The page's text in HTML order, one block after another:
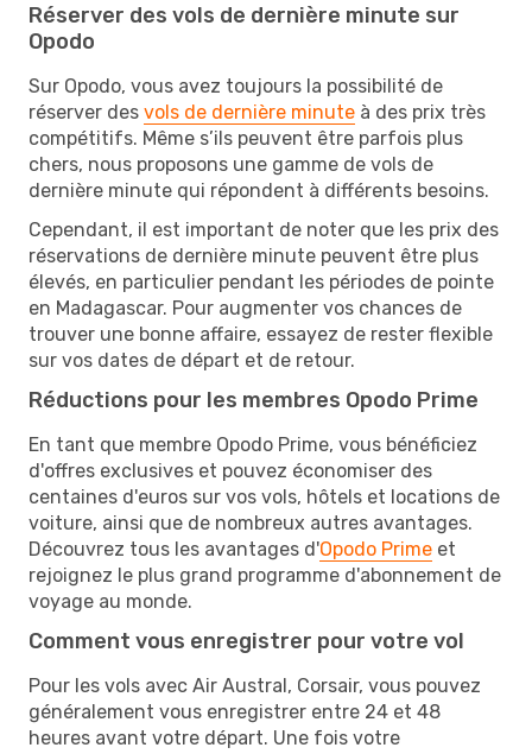
Réserver des vols de dernière minute sur
Opodo
Sur Opodo, vous avez toujours la possibilité de
réserver des vols de dernière minute à des prix très
compétitifs. Même s’ils peuvent être parfois plus
chers, nous proposons une gamme de vols de
dernière minute qui répondent à différents besoins.
Cependant, il est important de noter que les prix des
réservations de dernière minute peuvent être plus
élevés, en particulier pendant les périodes de pointe
en Madagascar. Pour augmenter vos chances de
trouver une bonne affaire, essayez de rester flexible
sur vos dates de départ et de retour.
Réductions pour les membres Opodo Prime
En tant que membre Opodo Prime, vous bénéficiez
d'offres exclusives et pouvez économiser des
centaines d'euros sur vos vols, hôtels et locations de
voiture, ainsi que de nombreux autres avantages.
Découvrez tous les avantages d'Opodo Prime et
rejoignez le plus grand programme d'abonnement de
voyage au monde.
Comment vous enregistrer pour votre vol
Pour les vols avec Air Austral, Corsair, vous pouvez
généralement vous enregistrer entre 24 et 48
heures avant votre départ. Une fois votre